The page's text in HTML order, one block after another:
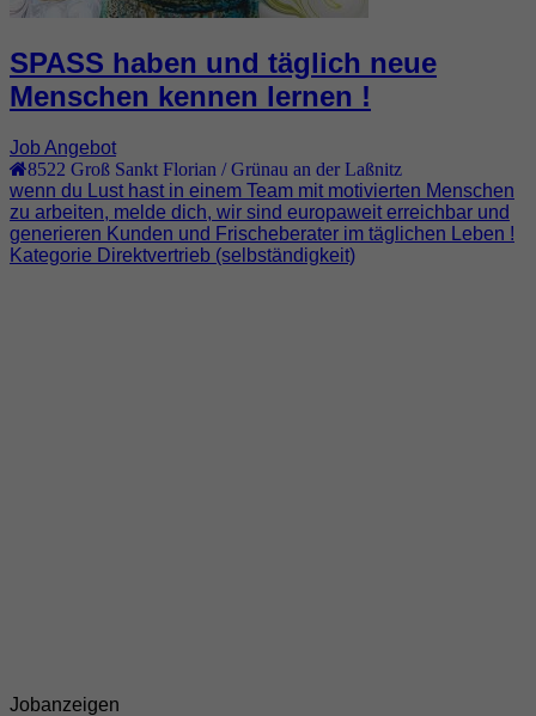
SPASS haben und täglich neue
Menschen kennen lernen !
Job Angebot
8522 Groß Sankt Florian / Grünau an der Laßnitz
wenn du Lust hast in einem Team mit motivierten Menschen
zu arbeiten, melde dich, wir sind europaweit erreichbar und
generieren Kunden und Frischeberater im täglichen Leben !
Kategorie Direktvertrieb (selbständigkeit)
Jobanzeigen